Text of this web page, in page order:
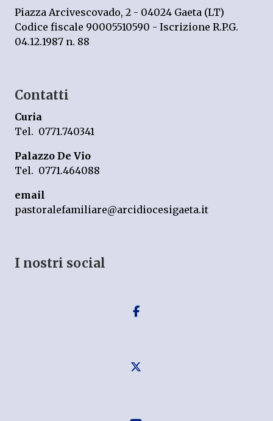
Piazza Arcivescovado, 2 - 04024 Gaeta (LT)
Codice fiscale 90005510590 - Iscrizione R.P.G.
04.12.1987 n. 88
Contatti
Curia
Tel. 0771.740341
Palazzo De Vio
Tel. 0771.464088
email
pastoralefamiliare@arcidiocesigaeta.it
I nostri social